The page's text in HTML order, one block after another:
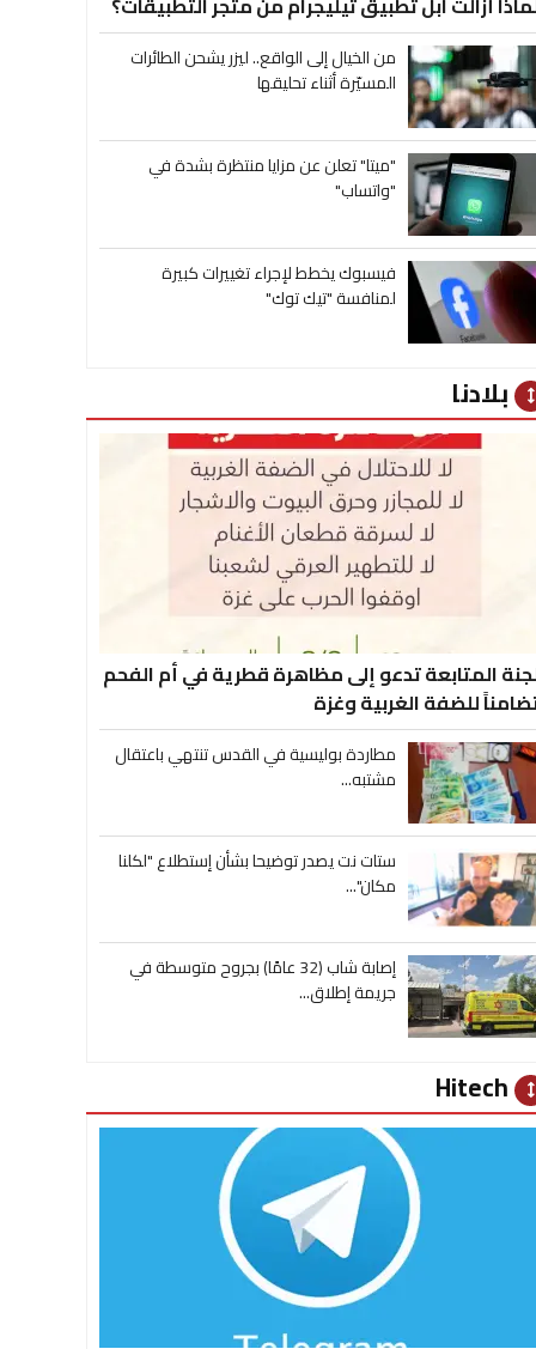
من الخيال إلى الواقع.. ليزر يشحن الطائرات
المسيّرة أثناء تحليقها
"ميتا" تعلن عن مزايا منتظرة بشدة في
"واتساب"
فيسبوك يخطط لإجراء تغييرات كبيرة
لمنافسة "تيك توك"
height بلادنا
المتابعة تدعو إلى مظاهرة قطرية في أم الفحم
للضفة الغربية وغزة
مطاردة بوليسية في القدس تنتهي باعتقال
مشتبه...
ستات نت يصدر توضيحا بشأن إستطلاع "لكلنا
مكان"...
إصابة شاب (32 عامًا) بجروح متوسطة في
جريمة إطلاق...
height